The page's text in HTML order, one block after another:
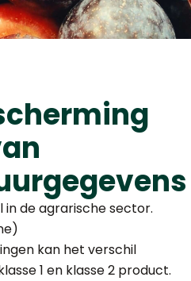
de agrarische sector.
kan het verschil
1 en klasse 2 product.